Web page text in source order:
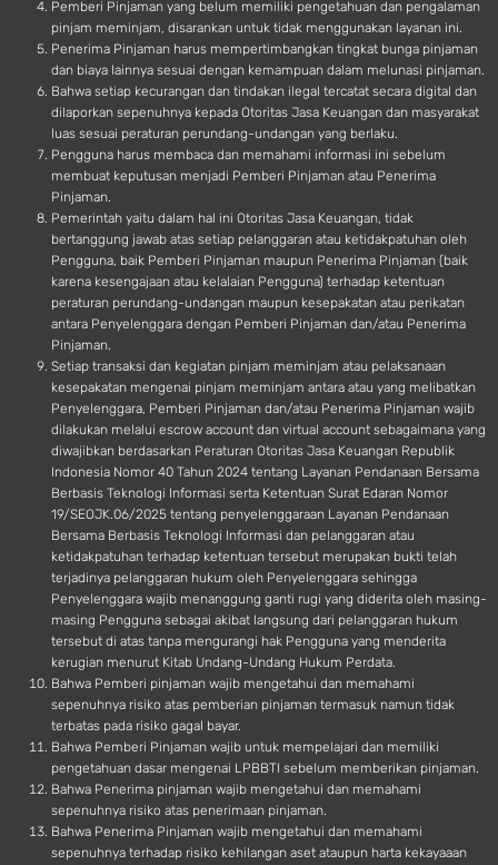
Pemberi Pinjaman yang belum memiliki pengetahuan dan pengalaman
pinjam meminjam, disarankan untuk tidak menggunakan layanan ini.
Penerima Pinjaman harus mempertimbangkan tingkat bunga pinjaman
dan biaya lainnya sesuai dengan kemampuan dalam melunasi pinjaman.
Bahwa setiap kecurangan dan tindakan ilegal tercatat secara digital dan
dilaporkan sepenuhnya kepada Otoritas Jasa Keuangan dan masyarakat
luas sesuai peraturan perundang-undangan yang berlaku.
Pengguna harus membaca dan memahami informasi ini sebelum
membuat keputusan menjadi Pemberi Pinjaman atau Penerima
Pinjaman.
Pemerintah yaitu dalam hal ini Otoritas Jasa Keuangan, tidak
bertanggung jawab atas setiap pelanggaran atau ketidakpatuhan oleh
Pengguna, baik Pemberi Pinjaman maupun Penerima Pinjaman (baik
karena kesengajaan atau kelalaian Pengguna) terhadap ketentuan
peraturan perundang-undangan maupun kesepakatan atau perikatan
antara Penyelenggara dengan Pemberi Pinjaman dan/atau Penerima
Pinjaman.
Setiap transaksi dan kegiatan pinjam meminjam atau pelaksanaan
kesepakatan mengenai pinjam meminjam antara atau yang melibatkan
Penyelenggara, Pemberi Pinjaman dan/atau Penerima Pinjaman wajib
dilakukan melalui escrow account dan virtual account sebagaimana yang
diwajibkan berdasarkan Peraturan Otoritas Jasa Keuangan Republik
Indonesia Nomor 40 Tahun 2024 tentang Layanan Pendanaan Bersama
Berbasis Teknologi Informasi serta Ketentuan Surat Edaran Nomor
19/SEOJK.06/2025 tentang penyelenggaraan Layanan Pendanaan
Bersama Berbasis Teknologi Informasi dan pelanggaran atau
ketidakpatuhan terhadap ketentuan tersebut merupakan bukti telah
terjadinya pelanggaran hukum oleh Penyelenggara sehingga
Penyelenggara wajib menanggung ganti rugi yang diderita oleh masing-
masing Pengguna sebagai akibat langsung dari pelanggaran hukum
tersebut di atas tanpa mengurangi hak Pengguna yang menderita
kerugian menurut Kitab Undang-Undang Hukum Perdata.
Bahwa Pemberi pinjaman wajib mengetahui dan memahami
sepenuhnya risiko atas pemberian pinjaman termasuk namun tidak
terbatas pada risiko gagal bayar.
Bahwa Pemberi Pinjaman wajib untuk mempelajari dan memiliki
pengetahuan dasar mengenai LPBBTI sebelum memberikan pinjaman.
Bahwa Penerima pinjaman wajib mengetahui dan memahami
sepenuhnya risiko atas penerimaan pinjaman.
Bahwa Penerima Pinjaman wajib mengetahui dan memahami
sepenuhnya terhadap risiko kehilangan aset ataupun harta kekayaaan